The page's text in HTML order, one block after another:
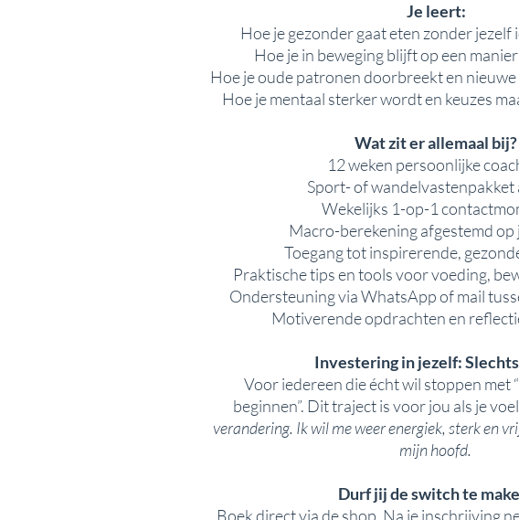
Je leert:
Hoe je gezonder gaat eten zonder jezelf
Hoe je in beweging blijft op een
Hoe je oude patronen doorbreekt en
Hoe je mentaal sterker wordt en keuzes
Wat zit er allemaal bij?
12 weken persoonlijke
Sport- of wandelvastenpakket
Wekelijks 1-op-1
Macro-berekening afgestemd op
Toegang tot inspirerende,
Praktische tips en tools voor voeding,
Ondersteuning via WhatsApp of mail
Motiverende opdrachten en
Investering in jezelf:
Voor iedereen die écht wil stoppen met
beginnen”. Dit traject is voor jou als je
verandering. Ik wil me weer energiek, sterk en
mijn hoofd.
Durf jij de switch te
Boek direct via de shop. Na je inschrijving